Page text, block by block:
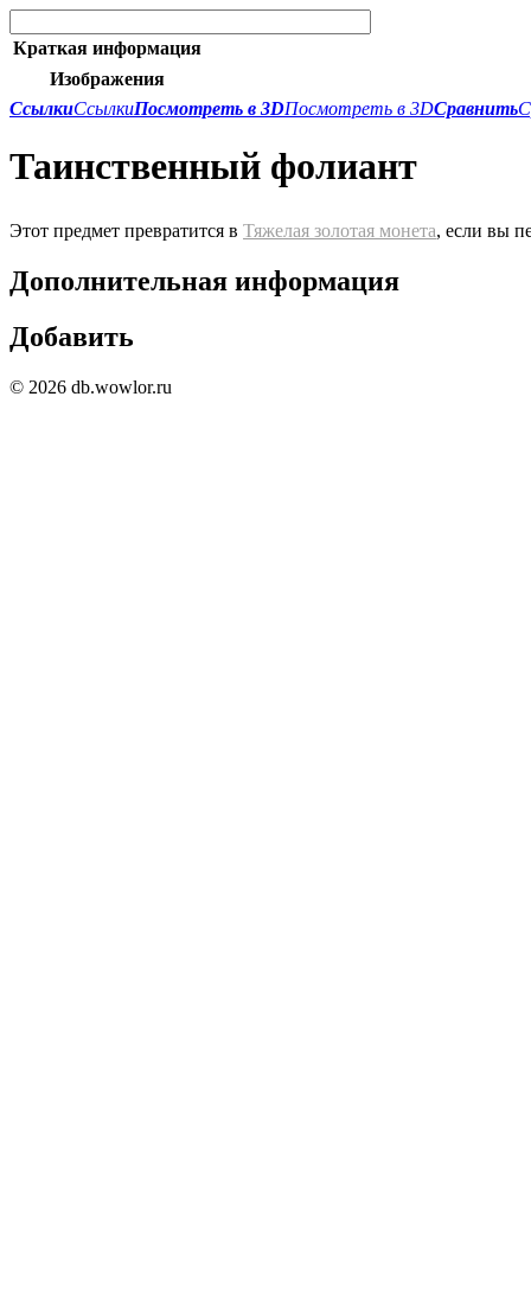
Краткая информация
Изображения
СсылкиСсылкиПосмотреть в 3DПосмотреть в 3DСравнить
Таинственный фолиант
Этот предмет превратится в Тяжелая золотая монета, если вы
Дополнительная информация
Добавить
© 2026 db.wowlor.ru